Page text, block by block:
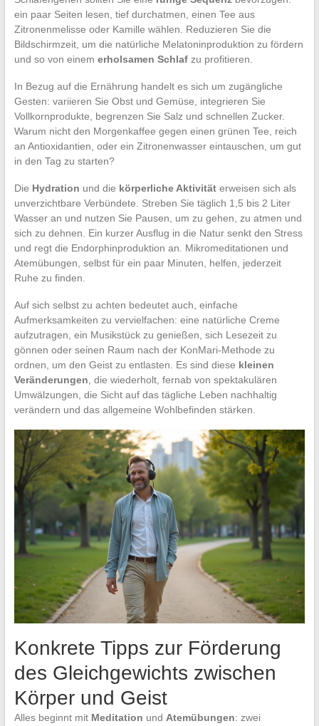
ein paar Seiten lesen, tief durchatmen, einen Tee aus
Zitronenmelisse oder Kamille wählen. Reduzieren Sie die
Bildschirmzeit, um die natürliche Melatoninproduktion zu fördern
und so von einem erholsamen Schlafzu profitieren.
In Bezug auf die Ernährung handelt es sich um zugängliche
Gesten: variieren Sie Obst und Gemüse, integrieren Sie
Vollkornprodukte, begrenzen Sie Salz und schnellen Zucker.
Warum nicht den Morgenkaffee gegen einen grünen Tee, reich
an Antioxidantien, oder ein Zitronenwasser eintauschen, um gut
in den Tag zu starten?
Die Hydration und die körperliche Aktivitäterweisen sich als
unverzichtbare Verbündete. Streben Sie täglich 1,5 bis 2 Liter
Wasser an und nutzen Sie Pausen, um zu gehen, zu atmen und
sich zu dehnen. Ein kurzer Ausflug in die Natur senkt den Stress
und regt die Endorphinproduktion an. Mikromeditationen und
Atemübungen, selbst für ein paar Minuten, helfen, jederzeit
Ruhe zu finden.
Auf sich selbst zu achten bedeutet auch, einfache
Aufmerksamkeiten zu vervielfachen: eine natürliche Creme
aufzutragen, ein Musikstück zu genießen, sich Lesezeit zu
gönnen oder seinen Raum nach der KonMari-Methode zu
ordnen, um den Geist zu entlasten. Es sind diese kleinen
Veränderungen , die wiederholt, fernab von spektakulären
Umwälzungen, die Sicht auf das tägliche Leben nachhaltig
verändern und das allgemeine Wohlbefinden stärken.
Konkrete Tipps zur Förderung
des Gleichgewichts zwischen
Körper und Geist
Alles beginnt mit Meditation und Atemübungen: zwei